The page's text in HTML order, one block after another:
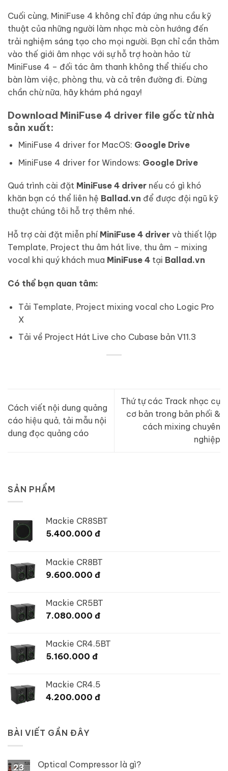
Cuối cùng, MiniFuse 4 không chỉ đáp ứng nhu cầu kỹ
thuật của những người làm nhạc mà còn hướng đến
trải nghiệm sáng tạo cho mọi người. Bạn chỉ cần thảm
vào thế giới âm nhạc với sự hỗ trợ hoàn hảo từ
MiniFuse 4 – đối tác âm thanh không thể thiếu cho
bàn làm việc, phòng thu, và cả trên đường đi. Đừng
chần chừ nữa, hãy khám phá ngay!
Download MiniFuse 4 driver file gốc từ nhà
sản xuất:
MiniFuse 4 driver for MacOS: Google Drive
MiniFuse 4 driver for Windows: Google Drive
Quá trình cài đặt MiniFuse 4 driver nếu có gì khó
khăn bạn có thể liên hệ Ballad.vn để được đội ngũ kỹ
thuật chúng tôi hỗ trợ thêm nhé.
Hỗ trợ cài đặt miễn phí MiniFuse 4 driver và thiết lập
Template, Project thu âm hát live, thu âm – mixing
vocal khi quý khách mua MiniFuse 4 tại Ballad.vn
Có thể bạn quan tâm:
Tải Template, Project mixing vocal cho Logic Pro
X
Tải về Project Hát Live cho Cubase bản V11.3
Cách viết nội dung quảng
cáo hiệu quả, tải mẫu nội
dung đọc quảng cáo
Thứ tự các Track nhạc cụ
cơ bản trong bản phối &
cách mixing chuyên
nghiệp
SẢN PHẨM
Mackie CR8SBT
5.400.000 đ
Mackie CR8BT
9.600.000 đ
Mackie CR5BT
7.080.000 đ
Mackie CR4.5BT
5.160.000 đ
Mackie CR4.5
4.200.000 đ
BÀI VIẾT GẦN ĐÂY
23 Optical Compressor là gì?